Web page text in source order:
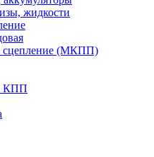
жидкости
сцепление (МКПП)
КПП